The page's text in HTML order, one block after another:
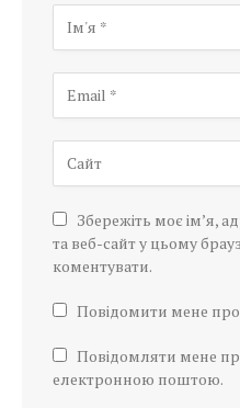
Збережіть моє ім’я,
та веб-сайт у цьому
коментувати.
Повідомити мене про
Повідомляти мене
електронною поштою.